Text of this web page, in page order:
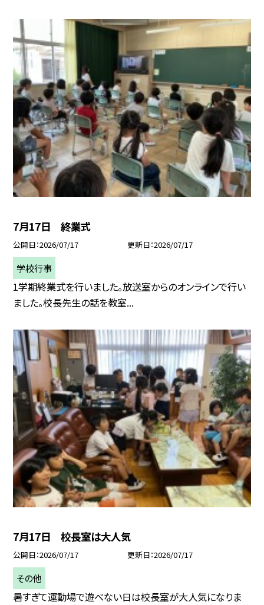
7月17日 終業式
公開日 2026/07/17 更新日 2026/07/17
学校行事
1学期終業式を行いました。放送室からのオンラインで行い
ました。校長先生の話を教室...
7月17日 校長室は大人気
公開日 2026/07/17 更新日 2026/07/17
その他
暑すぎて運動場で遊べない日は校長室が大人気になりま